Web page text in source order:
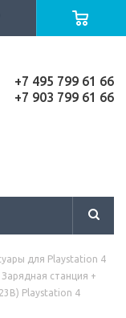
+7 495 799 61 66
+7 903 799 61 66
для Playstation 4
Зарядная станция +
Playstation 4